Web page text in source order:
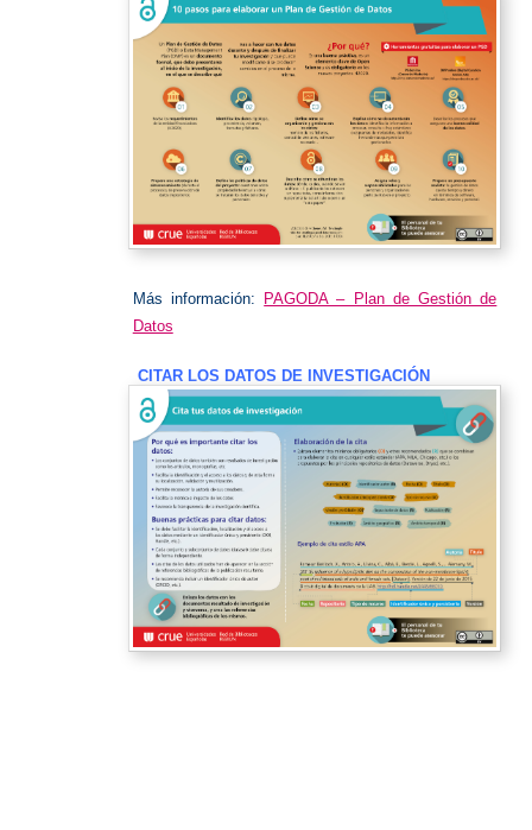
Más información:
PAGODA – Plan de Gestión de
Datos
CITAR LOS DATOS DE INVESTIGACIÓN